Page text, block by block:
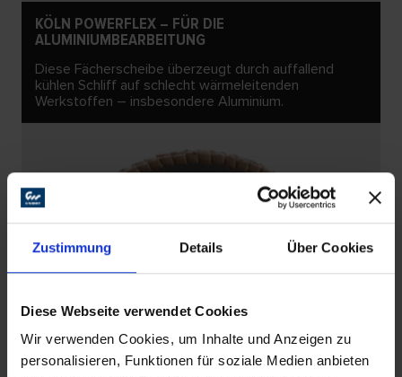
Zustimmung Details Über Cookies
Diese Webseite verwendet Cookies
Wir verwenden Cookies, um Inhalte und Anzeigen zu
personalisieren, Funktionen für soziale Medien anbieten
KÖLN POWERFLEX – FÜR DIE
ALUMINIUMBEARBEITUNG
Diese Fächerscheibe überzeugt durch auffallend
kühlen Schliff auf schlecht wärmeleitenden
Werkstoffen – insbesondere Aluminium.